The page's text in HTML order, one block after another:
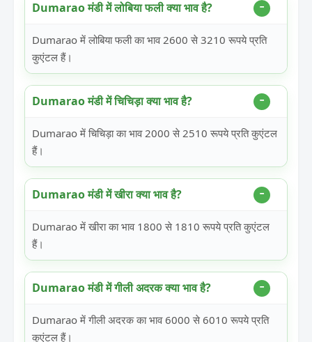
Dumarao मंडी में लोबिया फली क्या भाव है?
Dumarao में लोबिया फली का भाव 2600 से 3210 रूपये प्रति
कुएंटल हैं।
Dumarao मंडी में चिचिड़ा क्या भाव है?
Dumarao में चिचिड़ा का भाव 2000 से 2510 रूपये प्रति कुएंटल
हैं।
Dumarao मंडी में खीरा क्या भाव है?
Dumarao में खीरा का भाव 1800 से 1810 रूपये प्रति कुएंटल
हैं।
Dumarao मंडी में गीली अदरक क्या भाव है?
Dumarao में गीली अदरक का भाव 6000 से 6010 रूपये प्रति
कुएंटल हैं।